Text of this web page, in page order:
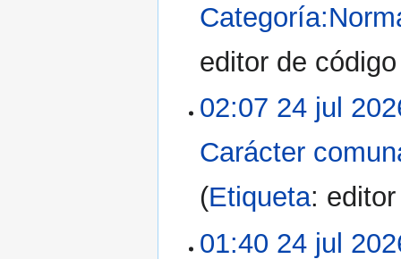
editor de
02:07 24 jul
Carácter
Etiqueta:
01:40 24 jul